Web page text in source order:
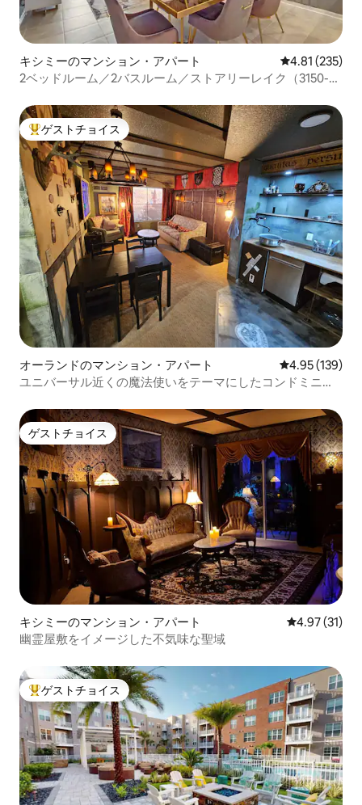
キシミーのマンション・アパート レビュー235
4.81 (235)
2ベッドルーム／2バスルーム／ストアリーレイク（3150-
大好評のゲストチョイスです。
ゲストチョイス
オーランドのマンション・アパート レビュー139
4.95 (139)
ユニバーサル近くの魔法使いをテーマにしたコンドミニア
ゲストチョイス
ゲストチョイス
キシミーのマンション・アパート レビュー31
4.97 (31)
幽霊屋敷をイメージした不気味な聖域
大好評のゲストチョイスです。
ゲストチョイス